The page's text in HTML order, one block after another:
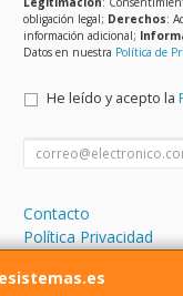
obligación legal; Derechos:
información adicional;
Datos en nuestra Política de
He leído y acepto la
Contacto
Política Privacidad